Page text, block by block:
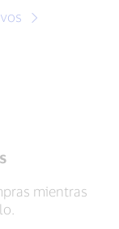
mientras